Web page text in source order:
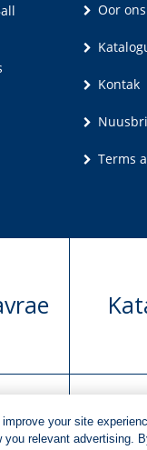
Oor ons
Kontak
Terms
your site
you relevant advertising.